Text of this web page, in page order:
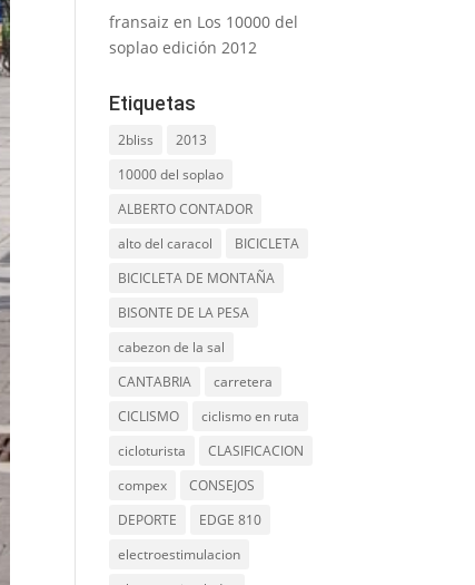
fransaiz en Los 10000 del
soplao edición 2012
Etiquetas
2bliss
2013
10000 del soplao
ALBERTO CONTADOR
alto del caracol
BICICLETA
BICICLETA DE MONTAÑA
BISONTE DE LA PESA
cabezon de la sal
CANTABRIA
carretera
CICLISMO
ciclismo en ruta
cicloturista
CLASIFICACION
compex
CONSEJOS
DEPORTE
EDGE 810
electroestimulacion